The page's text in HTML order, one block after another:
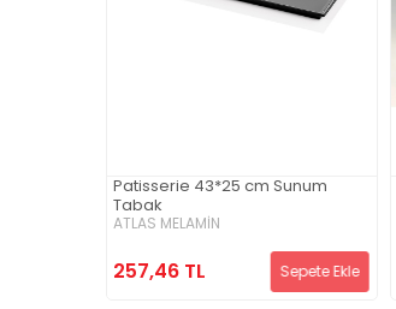
Patisserie 43*25 cm Sunum
Tabak
ATLAS MELAMİN
257,46 TL Sepete Ekle